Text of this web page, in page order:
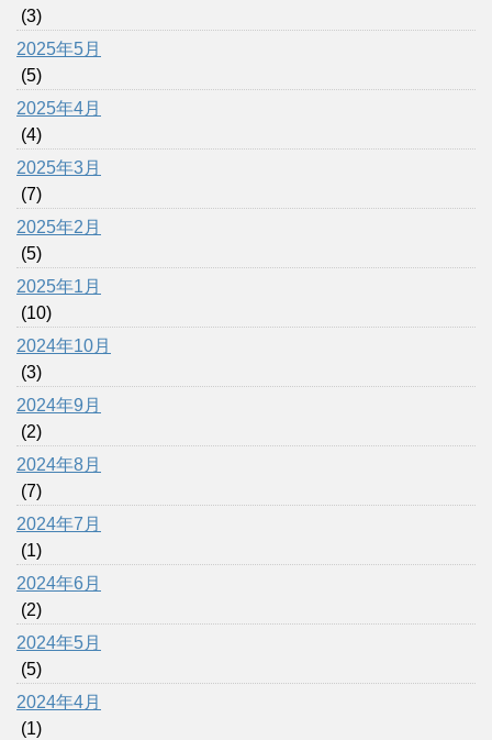
(3)
2025年5月
(5)
2025年4月
(4)
2025年3月
(7)
2025年2月
(5)
2025年1月
(10)
2024年10月
(3)
2024年9月
(2)
2024年8月
(7)
2024年7月
(1)
2024年6月
(2)
2024年5月
(5)
2024年4月
(1)